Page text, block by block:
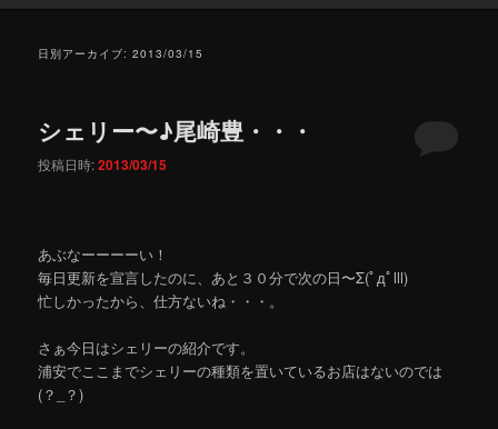
日別アーカイブ:2013/03/15
シェリー〜♪尾崎豊・・・
投稿日時:2013/03/15
あぶなーーーーい！
毎日更新を宣言したのに、あと３０分で次の日〜Σ(ﾟдﾟlll)
忙しかったから、仕方ないね・・・。
さぁ今日はシェリーの紹介です。
浦安でここまでシェリーの種類を置いているお店はないのでは
(？_？)